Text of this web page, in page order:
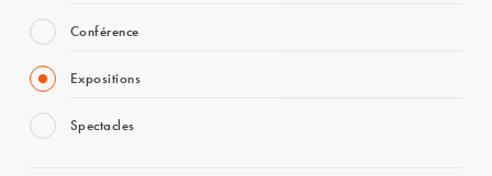
Conférence
Expositions
Spectacles